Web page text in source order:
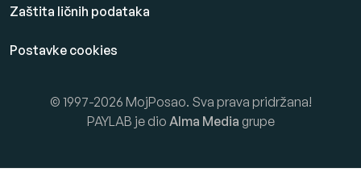
Zaštita ličnih podataka
Postavke cookies
© 1997-2026 MojPosao. Sva prava pridržana!
PAYLAB je dio Alma Media grupe